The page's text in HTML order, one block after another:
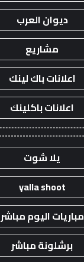
ديوان العرب
مشاريع
اعلانات باك لينك
اعلانات باكلينك
يلا شوت
yalla shoot
مباريات اليوم مباشر
برشلونة مباشر